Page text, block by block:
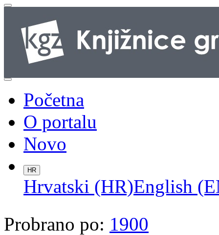
Početna
O portalu
Novo
HR
Hrvatski (HR)English
Probrano po: 1900